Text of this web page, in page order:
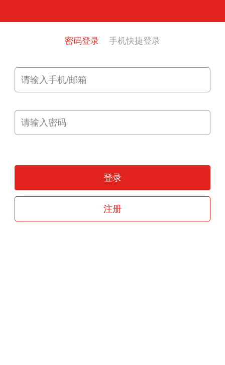
密码登录 手机快捷登录
登录
注册